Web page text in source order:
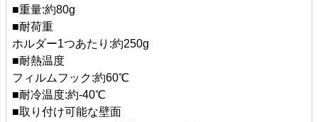
■重量:約80g
■耐荷重
ホルダー1つあたり:約250g
■耐熱温度
フィルムフック:約60℃
■耐冷温度:約-40℃
■取り付け可能な壁面